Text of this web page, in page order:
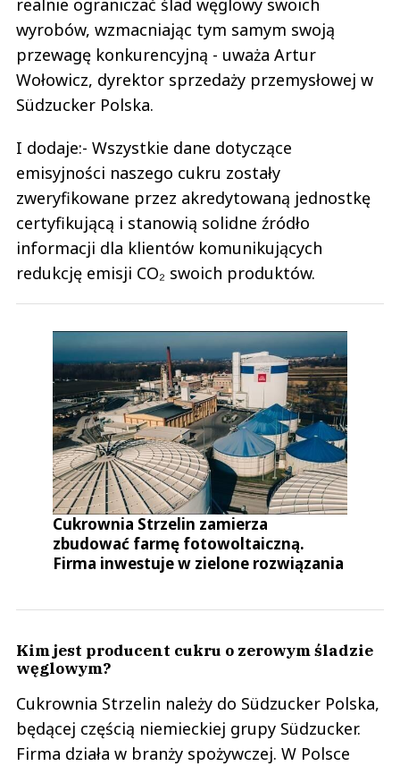
realnie ograniczać ślad węglowy swoich
wyrobów, wzmacniając tym samym swoją
przewagę konkurencyjną - uważa Artur
Wołowicz, dyrektor sprzedaży przemysłowej w
Südzucker Polska.
I dodaje:- Wszystkie dane dotyczące
emisyjności naszego cukru zostały
zweryfikowane przez akredytowaną jednostkę
certyfikującą i stanowią solidne źródło
informacji dla klientów komunikujących
redukcję emisji CO₂ swoich produktów.
Cukrownia Strzelin zamierza
zbudować farmę fotowoltaiczną.
Firma inwestuje w zielone rozwiązania
Kim jest producent cukru o zerowym śladzie
węglowym?
Cukrownia Strzelin należy do Südzucker Polska,
będącej częścią niemieckiej grupy Südzucker.
Firma działa w branży spożywczej. W Polsce